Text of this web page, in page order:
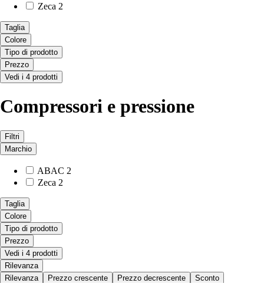
Zeca 2
Taglia
Colore
Tipo di prodotto
Prezzo
Vedi i 4 prodotti
Compressori e pressione
Filtri
Marchio
ABAC 2
Zeca 2
Taglia
Colore
Tipo di prodotto
Prezzo
Vedi i 4 prodotti
Rilevanza
Rilevanza
Prezzo crescente Prezzo decrescente Sconto